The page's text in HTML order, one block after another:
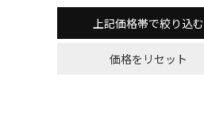
上記価格帯で絞り込む